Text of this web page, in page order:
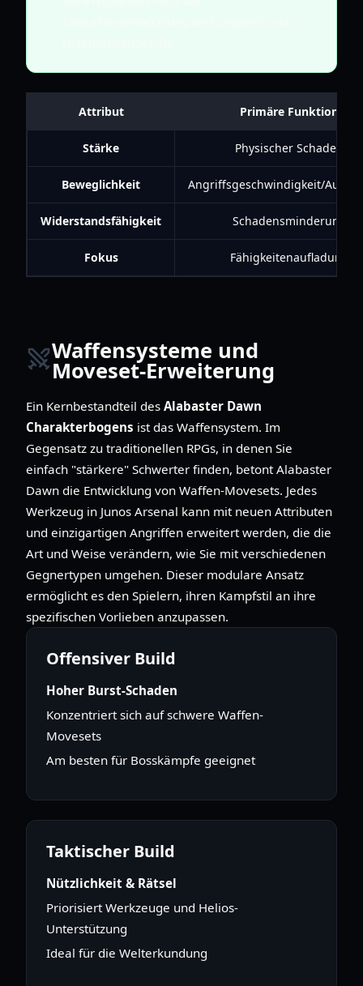
Attribut Primäre Funktion
Stärke Physischer Schaden
Beweglichkeit Angriffsgeschwindigkeit/
Widerstandsfähigkeit Schadensminderung
Fokus Fähigkeitenaufladung
Waffensysteme und
Moveset-Erweiterung
Ein Kernbestandteil des Alabaster Dawn
Charakterbogens ist das Waffensystem. Im
Gegensatz zu traditionellen RPGs, in denen Sie
einfach "stärkere" Schwerter finden, betont Alabaster
Dawn die Entwicklung von Waffen-Movesets. Jedes
Werkzeug in Junos Arsenal kann mit neuen Attributen
und einzigartigen Angriffen erweitert werden, die die
Art und Weise verändern, wie Sie mit verschiedenen
Gegnertypen umgehen. Dieser modulare Ansatz
ermöglicht es den Spielern, ihren Kampfstil an ihre
spezifischen Vorlieben anzupassen.
Offensiver Build
Hoher Burst-Schaden
Konzentriert sich auf schwere Waffen-
Movesets
Am besten für Bosskämpfe geeignet
Taktischer Build
Nützlichkeit & Rätsel
Priorisiert Werkzeuge und Helios-
Unterstützung
Ideal für die Welterkundung